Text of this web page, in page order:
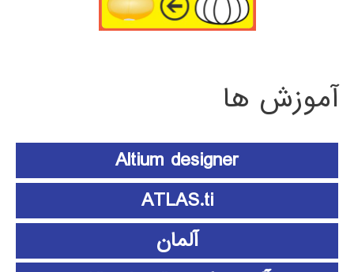
آموزش ها
Altium designer
ATLAS.ti
آلمان